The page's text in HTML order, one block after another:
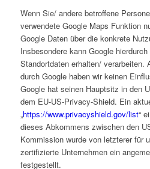
Wenn Sie/ andere betroffene
verwendete Google Maps Funktion
Google Daten über die konkrete
Insbesondere kann Google
Standortdaten erhalten/ verarbeiten.
durch Google haben wir keinen
Google hat seinen Hauptsitz in den
dem EU-US-Privacy-Shield. Ein
„https://www.privacyshield.gov/list“
dieses Abkommens zwischen den
Kommission wurde von letzterer für
zertifizierte Unternehmen ein
festgestellt.